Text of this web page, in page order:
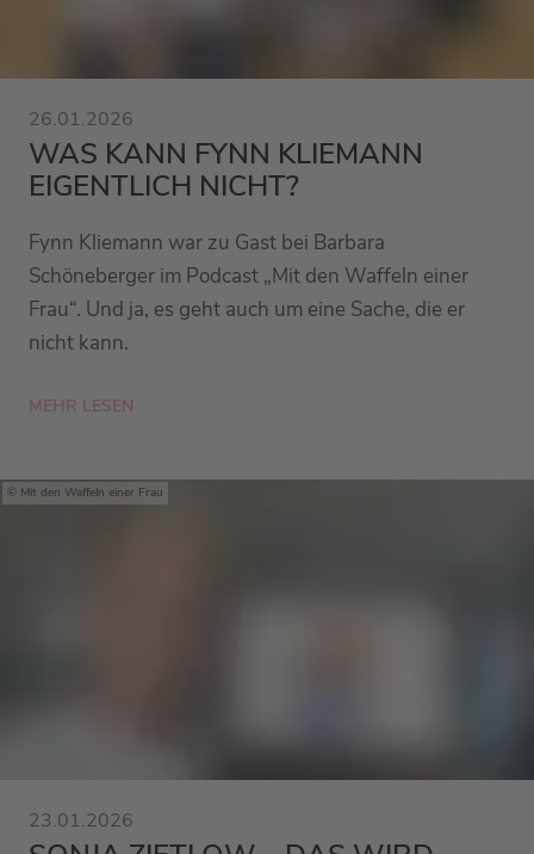
26.01.2026
WAS KANN FYNN KLIEMANN
EIGENTLICH NICHT?
Fynn Kliemann war zu Gast bei Barbara
Schöneberger im Podcast „Mit den Waffeln einer
Frau“. Und ja, es geht auch um eine Sache, die er
nicht kann.
MEHR LESEN
Mit den Waffeln einer Frau
23.01.2026